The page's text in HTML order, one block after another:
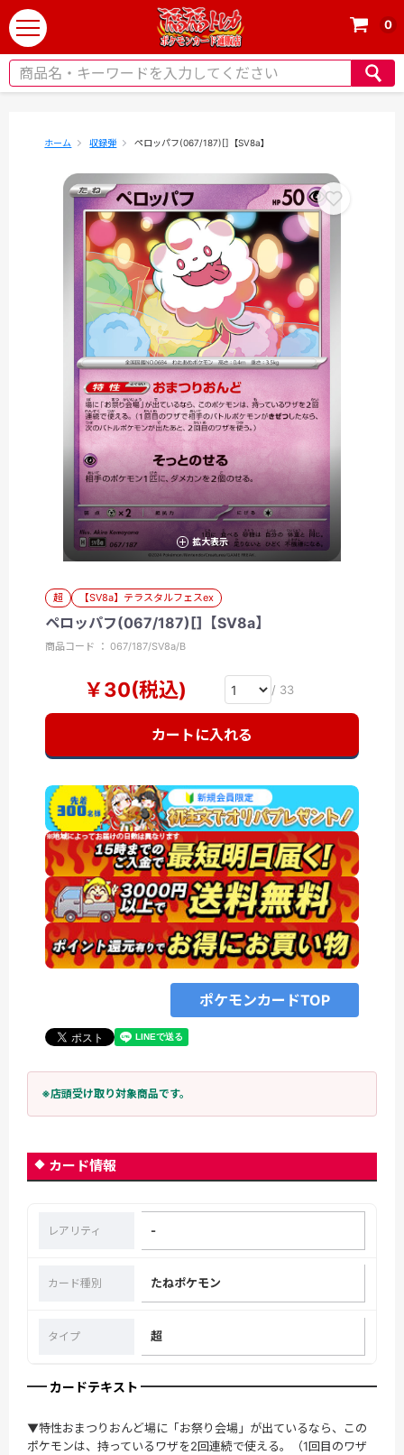
t
o
g
0
ホーム 収録弾 ペロッパフ(067/187)[]【SV8a】
拡大表示
超 【SV8a】テラスタルフェスex
ペロッパフ(067/187)[]【SV8a】
商品コード ： 067/187/SV8a/B
￥30(税込) / 33
カートに入れる
ポケモンカードTOP
※店頭受け取り対象商品です。
カード情報
レアリティ -
カード種別 たねポケモン
タイプ 超
カードテキスト
▼特性おまつりおんど場に「お祭り会場」が出ているなら、この
ポケモンは、持っているワザを2回連続で使える。（1回目のワザ